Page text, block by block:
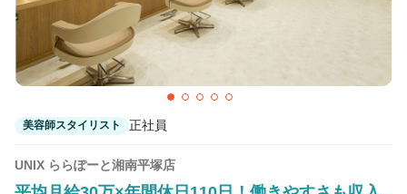
美容師スタイリスト 正社員
UNIX ららぽーと湘南平塚店